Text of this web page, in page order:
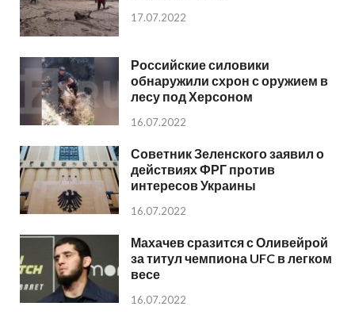
17.07.2022
Российские силовики
обнаружили схрон с оружием в
лесу под Херсоном
16.07.2022
Советник Зеленского заявил о
действиях ФРГ против
интересов Украины
16.07.2022
Махачев сразится с Оливейрой
за титул чемпиона UFC в легком
весе
16.07.2022